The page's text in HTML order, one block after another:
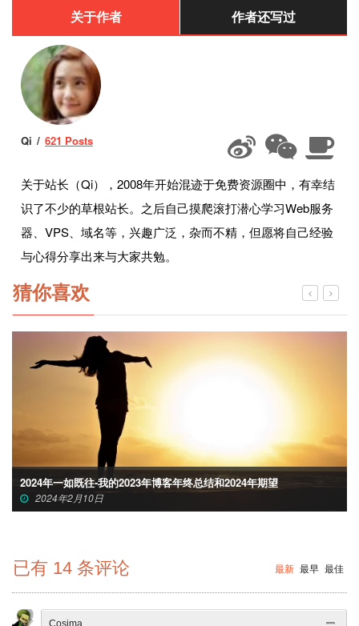
关于作者 作者还写过
Qi 621 Posts
关于站长（Qi），2008年开始混迹于免费资源圈中，有幸结
识了不少的草根站长。之后自己摸爬滚打潜心学习Web服务
器、VPS、域名等，兴趣广泛，杂而不精，但愿将自己经验
与心得分享出来与大家共勉。
猜你喜欢
2024年一如既往-我的2023年博客年终总结和2024年期望
2024年2月10日
已有 14 条评论 最新 最早 最佳